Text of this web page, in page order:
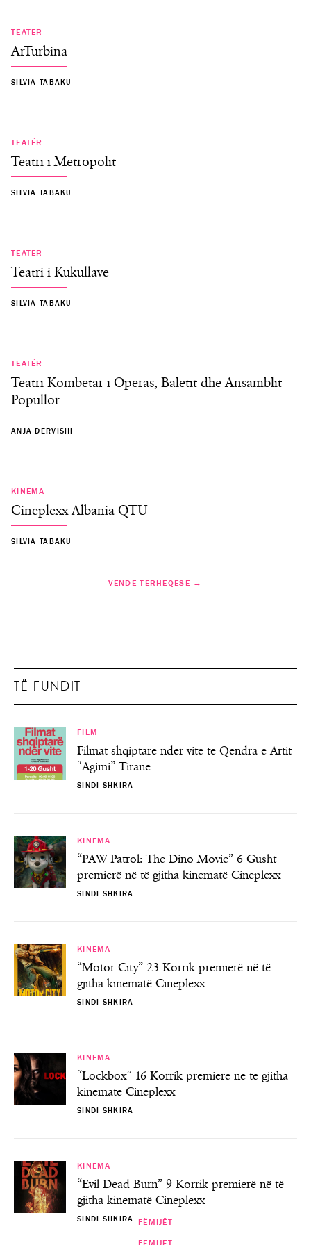
TEATËR
ArTurbina
SILVIA TABAKU
TEATËR
Teatri i Metropolit
SILVIA TABAKU
TEATËR
Teatri i Kukullave
SILVIA TABAKU
TEATËR
Teatri Kombetar i Operas, Baletit dhe Ansamblit
Popullor
ANJA DERVISHI
KINEMA
Cineplexx Albania QTU
SILVIA TABAKU
VENDE TËRHEQËSE →
TË FUNDIT
FILM
Filmat shqiptarë ndër vite te Qendra e Artit
“Agimi” Tiranë
SINDI SHKIRA
KINEMA
“PAW Patrol: The Dino Movie” 6 Gusht
premierë në të gjitha kinematë Cineplexx
SINDI SHKIRA
KINEMA
“Motor City” 23 Korrik premierë në të
gjitha kinematë Cineplexx
SINDI SHKIRA
KINEMA
“Lockbox” 16 Korrik premierë në të gjitha
kinematë Cineplexx
SINDI SHKIRA
KINEMA
“Evil Dead Burn” 9 Korrik premierë në të
gjitha kinematë Cineplexx
SINDI SHKIRA
FËMIJËT
FËMIJËT
FËMIJËT
FËMIJËT